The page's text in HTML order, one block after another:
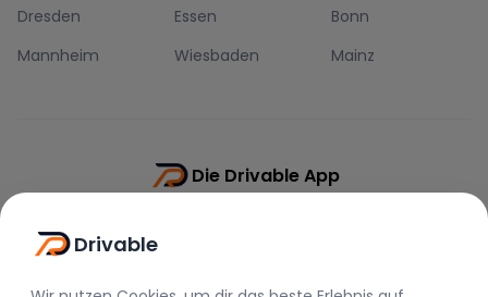
Dresden
Essen
Bonn
Mannheim
Wiesbaden Mainz
Die Drivable App
Drivable